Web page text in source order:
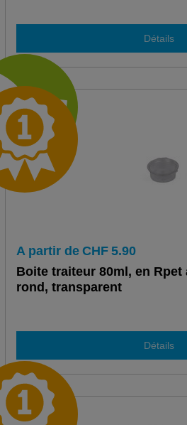
Détails
A partir de CHF 5.90
Boite traiteur 80ml, en Rpet
rond, transparent
Détails